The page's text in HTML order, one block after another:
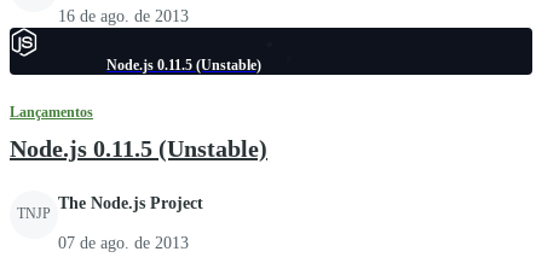
16 de ago. de 2013
Node.js 0.11.5 (Unstable)
Lançamentos
Node.js 0.11.5 (Unstable)
TNJP
The Node.js Project
07 de ago. de 2013